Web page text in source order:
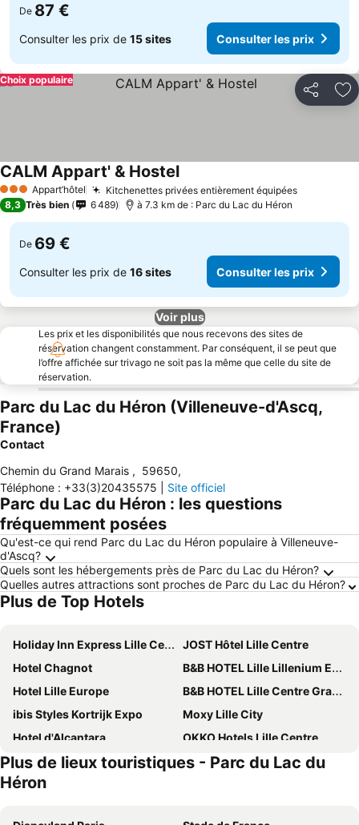
De 87 €
Consulter les prix de 15 sites Consulter les prix
Partager
Choix populaire
3 ÉtoilesAppart’hôtel Kitchenettes privées entièrement équipées
CALM Appart' & Hostel
8,3 Très bien 6 489 à 7.3 km de : Parc du Lac du Héron
De 69 €
Consulter les prix de 16 sites Consulter les prix
Voir plus
Les prix et les disponibilités que nous recevons des sites de
réservation changent constamment. Par conséquent, il se peut que
l’offre affichée sur trivago ne soit pas la même que celle du site de
réservation.
Parc du Lac du Héron (Villeneuve-d'Ascq,
France)
Contact
Chemin du Grand Marais , 59650,
Téléphone : +33(3)20435575 Site officiel
Parc du Lac du Héron : les questions
fréquemment posées
Qu'est-ce qui rend Parc du Lac du Héron populaire à Villeneuve-
d'Ascq?
Quels sont les hébergements près de Parc du Lac du Héron?
Quelles autres attractions sont proches de Parc du Lac du Héron?
Plus de Top Hotels
Holiday Inn Express Lille Centre by IHG
JOST Hôtel Lille Centre
Hotel Chagnot
B&B HOTEL Lille Lillenium Eurasanté
Hotel Lille Europe
B&B HOTEL Lille Centre Grand Palais
ibis Styles Kortrijk Expo
Moxy Lille City
Hotel d'Alcantara
OKKO Hotels Lille Centre
Rosa Hotel
Lille City Hotel
Grand Hotel Bellevue - Grand Place
Plus de lieux touristiques - Parc du Lac du
Héron